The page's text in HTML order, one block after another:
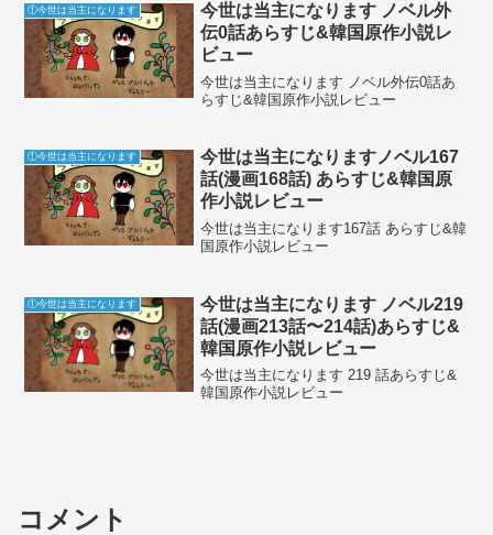
①今世は当主になります
今世は当主になります ノベル外
伝0話あらすじ&韓国原作小説レ
ビュー
今世は当主になります ノベル外伝0話あ
らすじ&韓国原作小説レビュー
①今世は当主になります
今世は当主になりますノベル167
話(漫画168話) あらすじ&韓国原
作小説レビュー
今世は当主になります167話 あらすじ&韓
国原作小説レビュー
①今世は当主になります
今世は当主になります ノベル219
話(漫画213話〜214話)あらすじ&
韓国原作小説レビュー
今世は当主になります 219 話あらすじ&
韓国原作小説レビュー
コメント